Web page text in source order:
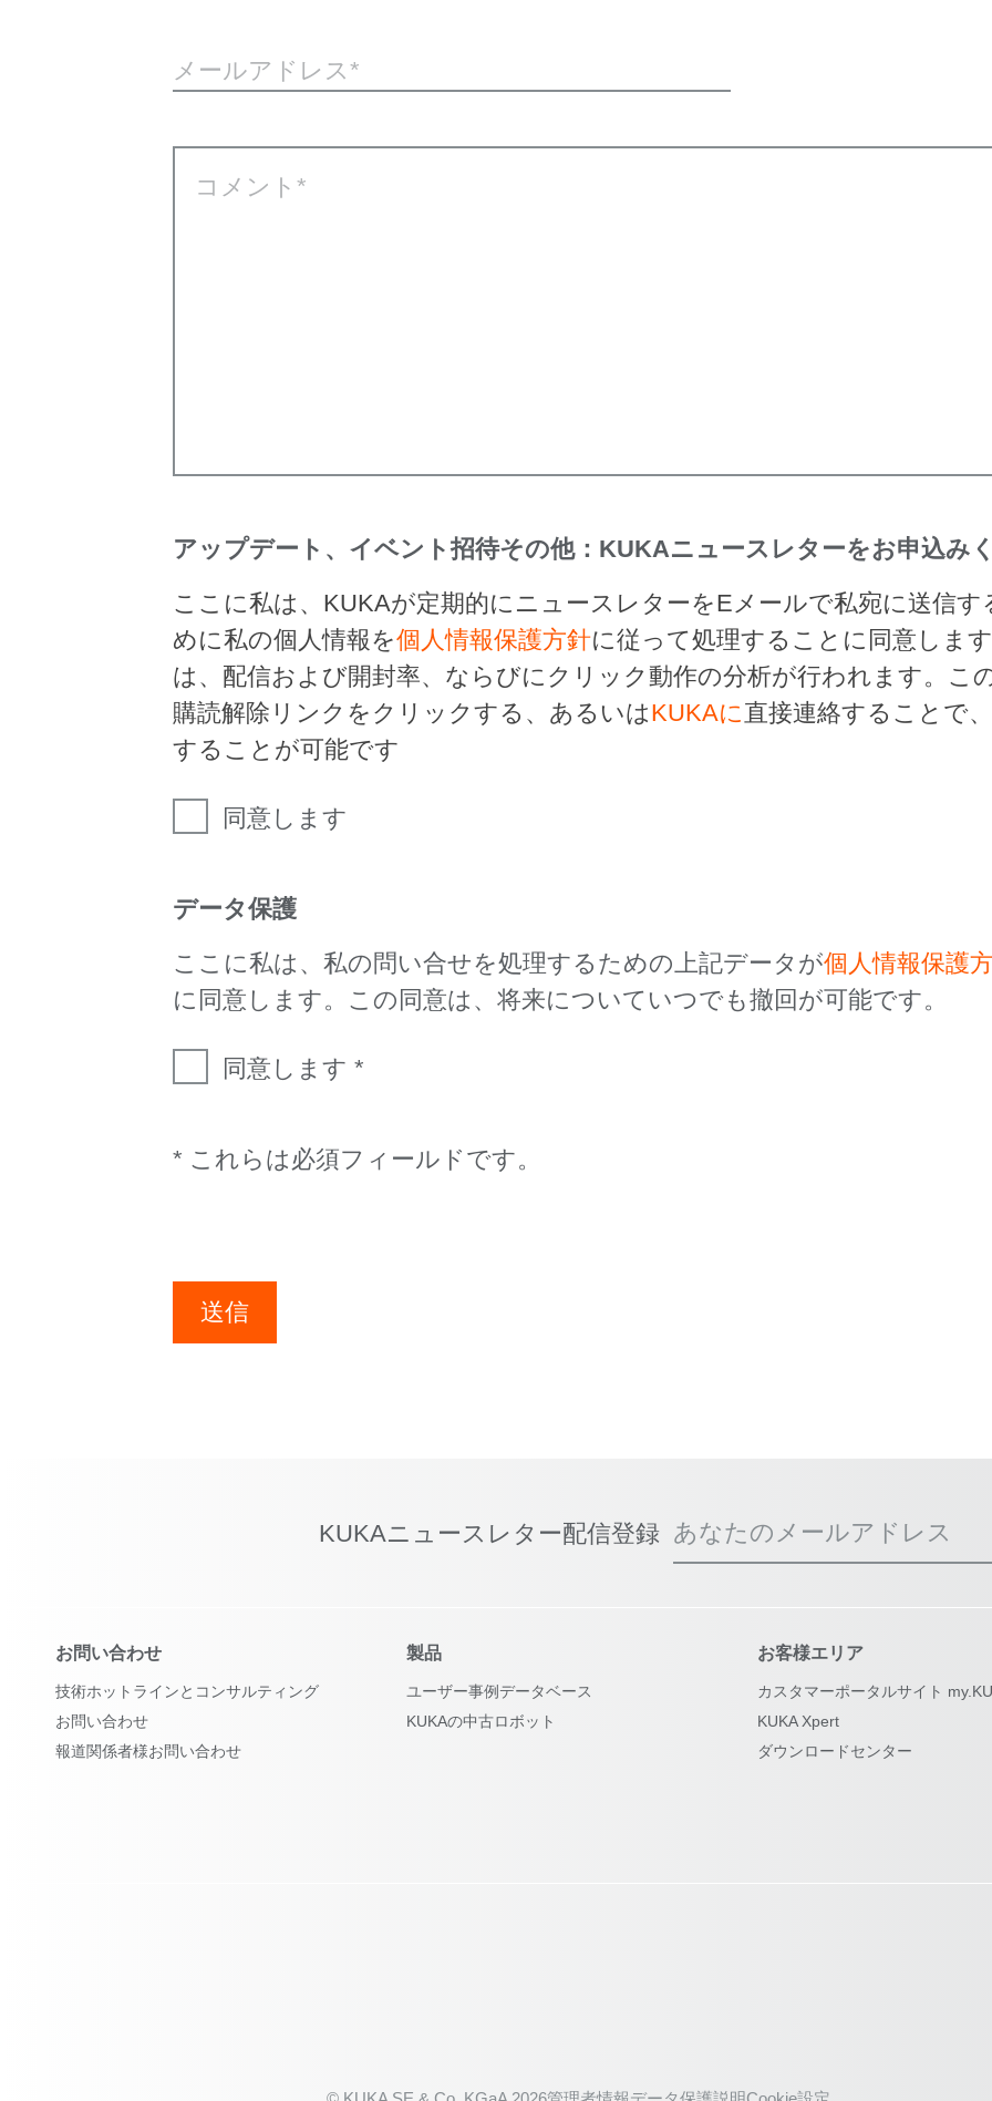
メールアドレス
コメント
アップデート、イベント招待その他：KUKAニュースレターをお申込み
ここに私は、KUKAが定期的にニュースレターをEメールで私宛に送信
めに私の個人情報を個人情報保護方針に従って処理することに同意しま
は、配信および開封率、ならびにクリック動作の分析が行われます。こ
購読解除リンクをクリックする、あるいはKUKAに直接連絡することで
することが可能です
同意します
データ保護
ここに私は、私の問い合せを処理するための上記データが個人情報保護
に同意します。この同意は、将来についていつでも撤回が可能です。
同意します
* これらは必須フィールドです。
送信
KUKAニュースレター配信登録 あなたのメールアドレス
お問い合わせ
技術ホットラインとコンサルティング
お問い合わせ
報道関係者様お問い合わせ
製品
ユーザー事例データベース
KUKAの中古ロボット
お客様エリア
カスタマーポータルサイト
KUKA Xpert
ダウンロードセンター